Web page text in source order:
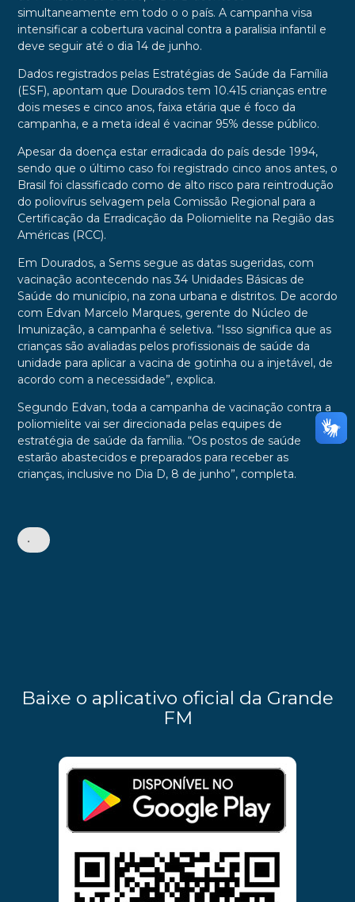
simultaneamente em todo o o país. A campanha visa
intensificar a cobertura vacinal contra a paralisia infantil e
deve seguir até o dia 14 de junho.
Dados registrados pelas Estratégias de Saúde da Família
(ESF), apontam que Dourados tem 10.415 crianças entre
dois meses e cinco anos, faixa etária que é foco da
campanha, e a meta ideal é vacinar 95% desse público.
Apesar da doença estar erradicada do país desde 1994,
sendo que o último caso foi registrado cinco anos antes, o
Brasil foi classificado como de alto risco para reintrodução
do poliovírus selvagem pela Comissão Regional para a
Certificação da Erradicação da Poliomielite na Região das
Américas (RCC).
Em Dourados, a Sems segue as datas sugeridas, com
vacinação acontecendo nas 34 Unidades Básicas de
Saúde do município, na zona urbana e distritos. De acordo
com Edvan Marcelo Marques, gerente do Núcleo de
Imunização, a campanha é seletiva. “Isso significa que as
crianças são avaliadas pelos profissionais de saúde da
unidade para aplicar a vacina de gotinha ou a injetável, de
acordo com a necessidade”, explica.
Segundo Edvan, toda a campanha de vacinação contra a
poliomielite vai ser direcionada pelas equipes de
estratégia de saúde da família. “Os postos de saúde
estarão abastecidos e preparados para receber as
crianças, inclusive no Dia D, 8 de junho”, completa.
•
Baixe o aplicativo oficial da Grande
FM